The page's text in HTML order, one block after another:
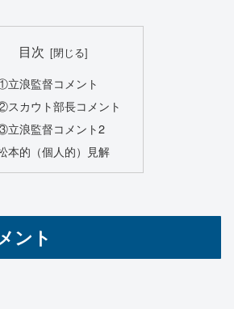
目次
立浪監督コメント
スカウト部長コメント
立浪監督コメント2
本的（個人的）見解
ント